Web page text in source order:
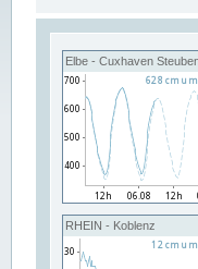
Elbe - Cuxhaven
RHEIN - Koblenz